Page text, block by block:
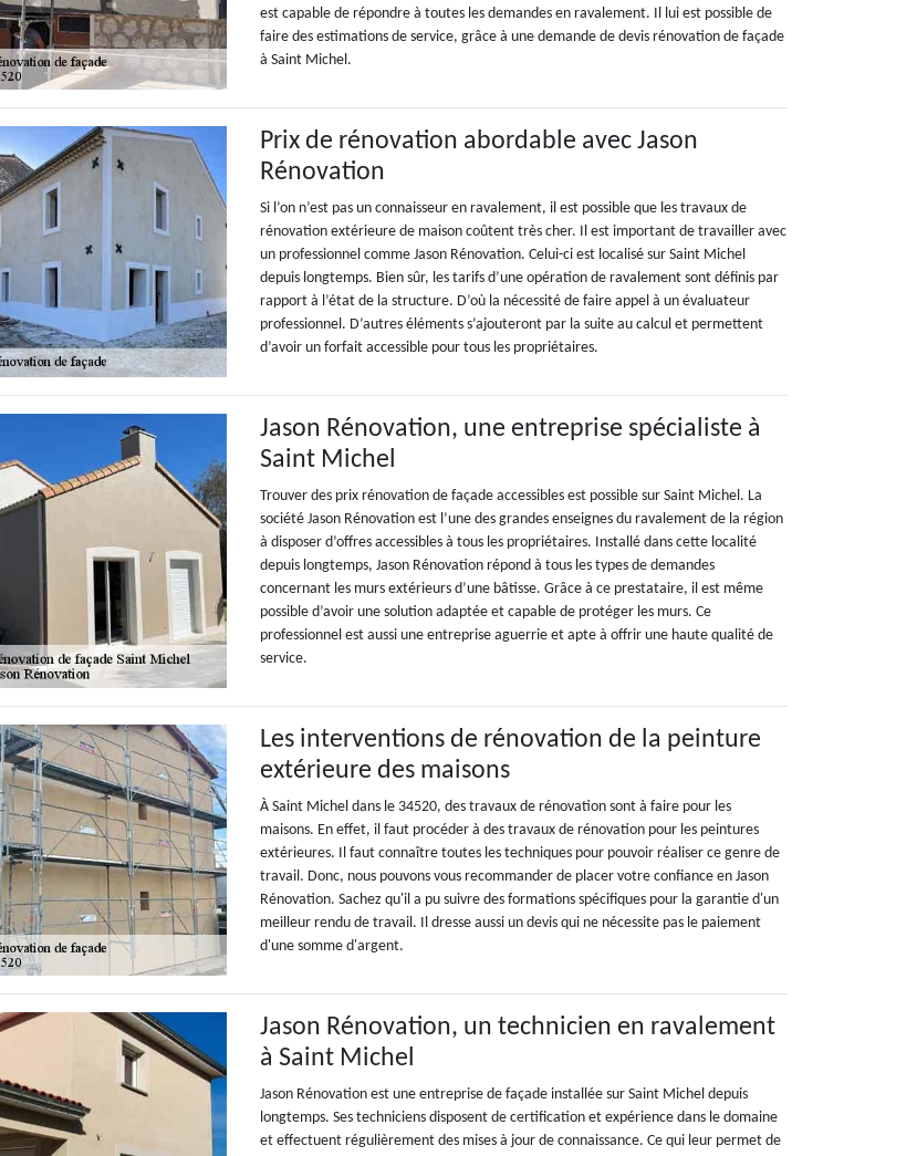
est capable de répondre à toutes les demandes en ravalement. Il lui est possible de
faire des estimations de service, grâce à une demande de devis rénovation de façade
à Saint Michel.
Prix de rénovation abordable avec Jason
Rénovation
Si l’on n’est pas un connaisseur en ravalement, il est possible que les travaux de
rénovation extérieure de maison coûtent très cher. Il est important de travailler avec
un professionnel comme Jason Rénovation. Celui-ci est localisé sur Saint Michel
depuis longtemps. Bien sûr, les tarifs d’une opération de ravalement sont définis par
rapport à l’état de la structure. D’où la nécessité de faire appel à un évaluateur
professionnel. D’autres éléments s’ajouteront par la suite au calcul et permettent
d’avoir un forfait accessible pour tous les propriétaires.
Jason Rénovation, une entreprise spécialiste à
Saint Michel
Trouver des prix rénovation de façade accessibles est possible sur Saint Michel. La
société Jason Rénovation est l’une des grandes enseignes du ravalement de la région
à disposer d’offres accessibles à tous les propriétaires. Installé dans cette localité
depuis longtemps, Jason Rénovation répond à tous les types de demandes
concernant les murs extérieurs d’une bâtisse. Grâce à ce prestataire, il est même
possible d’avoir une solution adaptée et capable de protéger les murs. Ce
professionnel est aussi une entreprise aguerrie et apte à offrir une haute qualité de
service.
Les interventions de rénovation de la peinture
extérieure des maisons
À Saint Michel dans le 34520, des travaux de rénovation sont à faire pour les
maisons. En effet, il faut procéder à des travaux de rénovation pour les peintures
extérieures. Il faut connaître toutes les techniques pour pouvoir réaliser ce genre de
travail. Donc, nous pouvons vous recommander de placer votre confiance en Jason
Rénovation. Sachez qu'il a pu suivre des formations spécifiques pour la garantie d'un
meilleur rendu de travail. Il dresse aussi un devis qui ne nécessite pas le paiement
d'une somme d'argent.
Jason Rénovation, un technicien en ravalement
à Saint Michel
Jason Rénovation est une entreprise de façade installée sur Saint Michel depuis
longtemps. Ses techniciens disposent de certification et expérience dans le domaine
et effectuent régulièrement des mises à jour de connaissance. Ce qui leur permet de